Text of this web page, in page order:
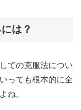
は？
ての克服法につい
っても根本的に全
ね。